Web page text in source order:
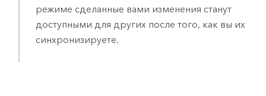
режиме сделанные вами изменения станут
доступными для других после того, как вы их
синхронизируете.